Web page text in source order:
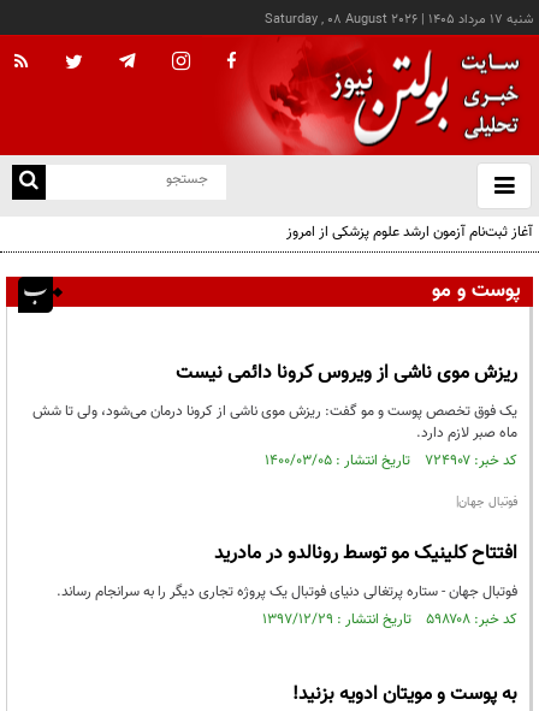
شنبه ۱۷ مرداد ۱۴۰۵ |
Saturday , 08 August 2026
باز
و
آغاز ثبت‌نام آزمون ارشد علوم پزشکی از امروز
پوست و مو
ریزش موی ناشی از ویروس کرونا دائمی نیست
یک فوق تخصص پوست و مو گفت: ریزش موی ناشی از کرونا درمان می‌شود، ولی تا شش
ماه صبر لازم دارد.
کد خبر: ۷۲۴۹۰۷ تاریخ انتشار : ۱۴۰۰/۰۳/۰۵
فوتبال جهان|
افتتاح کلینیک مو توسط رونالدو در مادرید
فوتبال جهان - ستاره پرتغالی دنیای فوتبال یک پروژه تجاری دیگر را به سرانجام رساند.
کد خبر: ۵۹۸۷۰۸ تاریخ انتشار : ۱۳۹۷/۱۲/۲۹
به پوست و مویتان ادویه بزنید!